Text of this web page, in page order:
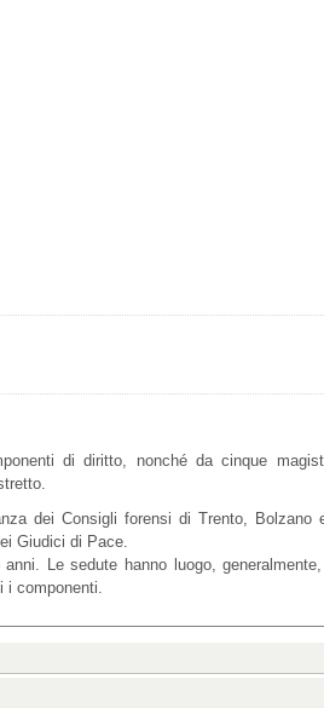
di diritto, nonché da cinque
dei Consigli forensi di Trento, Bolzano
Giudici di Pace.
Le sedute hanno luogo,
i componenti.